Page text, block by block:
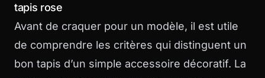
tapis rose
Avant de craquer pour un modèle, il est utile
de comprendre les critères qui distinguent un
bon tapis d’un simple accessoire décoratif. La